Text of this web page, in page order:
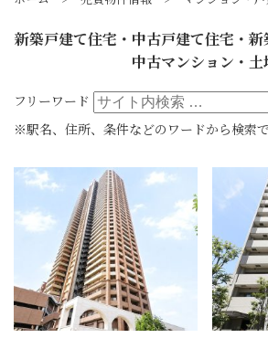
新築戸建て住宅・中古戸建て住宅・新
中古マンション・土
フリーワード
※駅名、住所、条件などのワードから検索で